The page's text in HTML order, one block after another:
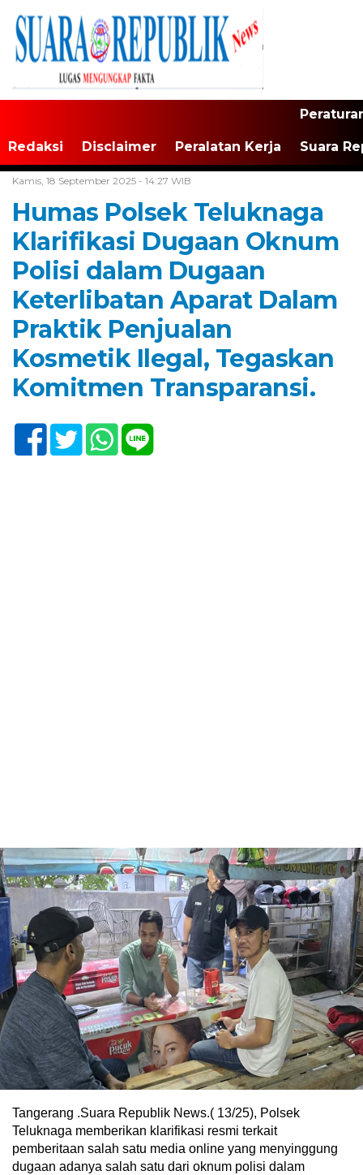
Redaksi Disclaimer Peralatan Kerja Suara
Kamis, 18 September 2025 - 14:27 WIB
Humas Polsek Teluknaga
Klarifikasi Dugaan Oknum
Polisi dalam Dugaan
Keterlibatan Aparat Dalam
Praktik Penjualan
Kosmetik Ilegal, Tegaskan
Komitmen Transparansi.
Tangerang .Suara Republik News.( 13/25), Polsek
Teluknaga memberikan klarifikasi resmi terkait
pemberitaan salah satu media online yang menyinggung
dugaan adanya salah satu dari oknum polisi dalam